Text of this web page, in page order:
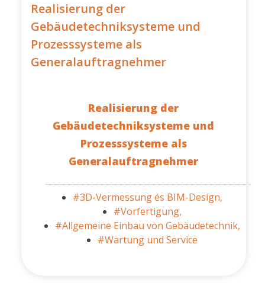
Realisierung der
Gebäudetechniksysteme und
Prozesssysteme als
Generalauftragnehmer
Realisierung der
Gebäudetechniksysteme und
Prozesssysteme als
Generalauftragnehmer
#3D-Vermessung és BIM-Design,
#Vorfertigung,
#Allgemeine Einbau von Gebäudetechnik,
#Wartung und Service